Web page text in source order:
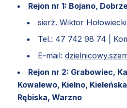
Rejon nr 1: Bojano,
sierż. Wiktor Hołowiecki
Tel.: 47 742 98 74 |
E-mail:
Rejon nr 2: Grabowiec,
Kowalewo, Kielno,
Rębiska, Warzno